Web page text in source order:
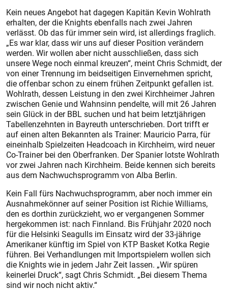
Kein neues Angebot hat dagegen Kapitän Kevin Wohlrath
erhalten, der die Knights ebenfalls nach zwei Jahren
verlässt. Ob das für immer sein wird, ist allerdings fraglich.
„Es war klar, dass wir uns auf dieser Position verändern
werden. Wir wollen aber nicht ausschließen, dass sich
unsere Wege noch einmal kreuzen“, meint Chris Schmidt, der
von einer Trennung im beidseitigen Einvernehmen spricht,
die offenbar schon zu einem frühen Zeitpunkt gefallen ist.
Wohlrath, dessen Leis­tung in den zwei Kirchheimer Jahren
zwischen Genie und Wahnsinn pendelte, will mit 26 Jahren
sein Glück in der BBL suchen und hat beim letztjährigen
Tabellenzehnten in Bayreuth unterschrieben. Dort trifft er
auf einen alten Bekannten als Trainer: Mauricio Parra, für
eineinhalb Spielzeiten Headcoach in Kirchheim, wird neuer
Co-Trainer bei den Oberfranken. Der Spanier lotste Wohlrath
vor zwei Jahren nach Kirchheim. Beide kennen sich bereits
aus dem Nachwuchsprogramm von Alba Berlin.
Kein Fall fürs Nachwuchsprogramm, aber noch immer ein
Ausnahmekönner auf seiner Position ist Richie Williams,
den es dorthin zurückzieht, wo er vergangenen Sommer
hergekommen ist: nach Finnland. Bis Frühjahr 2020 noch
für die Helsinki Seagulls im Einsatz wird der 33-jährige
Amerikaner künftig im Spiel von KTP Basket Kotka Regie
führen. Bei Verhandlungen mit Importspielern wollen sich
die Knights wie in jedem Jahr Zeit lassen. „Wir spüren
keinerlei Druck“, sagt Chris Schmidt. „Bei diesem Thema
sind wir noch nicht aktiv.“